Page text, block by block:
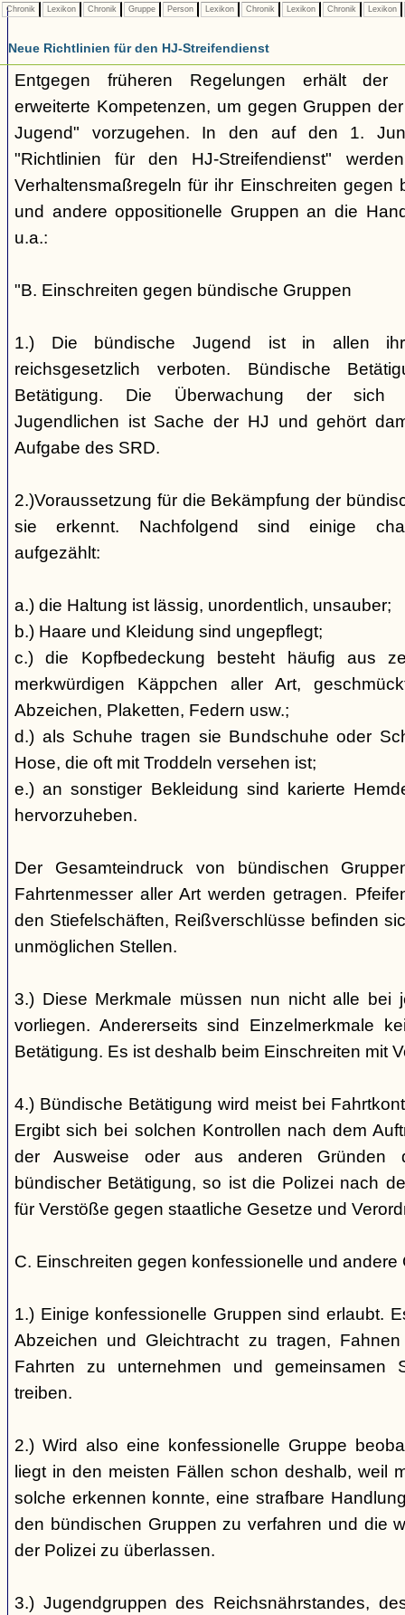
Chronik Lexikon Chronik Gruppe Person Lexikon Chronik Lexikon Chronik Lexikon
Neue Richtlinien für den HJ-Streifendienst
Entgegen früheren Regelungen erhält der
erweiterte Kompetenzen, um gegen Gruppen
Jugend" vorzugehen. In den auf den 1.
"Richtlinien für den HJ-Streifendienst"
Verhaltensmaßregeln für ihr Einschreiten gegen
und andere oppositionelle Gruppen an die
u.a.:
"B. Einschreiten gegen bündische Gruppen
1.) Die bündische Jugend ist in allen
reichsgesetzlich verboten. Bündische
Betätigung. Die Überwachung der sich
Jugendlichen ist Sache der HJ und gehört
Aufgabe des SRD.
2.)Voraussetzung für die Bekämpfung der
sie erkennt. Nachfolgend sind einige
aufgezählt:
a.) die Haltung ist lässig, unordentlich, unsauber;
b.) Haare und Kleidung sind ungepflegt;
c.) die Kopfbedeckung besteht häufig aus
merkwürdigen Käppchen aller Art,
Abzeichen, Plaketten, Federn usw.;
d.) als Schuhe tragen sie Bundschuhe oder
Hose, die oft mit Troddeln versehen ist;
e.) an sonstiger Bekleidung sind karierte
hervorzuheben.
Der Gesamteindruck von bündischen
Fahrtenmesser aller Art werden getragen.
den Stiefelschäften, Reißverschlüsse befinden
unmöglichen Stellen.
3.) Diese Merkmale müssen nun nicht alle bei
vorliegen. Andererseits sind Einzelmerkmale
Betätigung. Es ist deshalb beim Einschreiten mit
4.) Bündische Betätigung wird meist bei
Ergibt sich bei solchen Kontrollen nach dem
der Ausweise oder aus anderen Gründen
bündischer Betätigung, so ist die Polizei nach
für Verstöße gegen staatliche Gesetze und
C. Einschreiten gegen konfessionelle und andere
1.) Einige konfessionelle Gruppen sind erlaubt.
Abzeichen und Gleichtracht zu tragen,
Fahrten zu unternehmen und gemeinsamen
treiben.
2.) Wird also eine konfessionelle Gruppe
liegt in den meisten Fällen schon deshalb, weil
solche erkennen konnte, eine strafbare
den bündischen Gruppen zu verfahren und die
der Polizei zu überlassen.
3.) Jugendgruppen des Reichsnährstandes,